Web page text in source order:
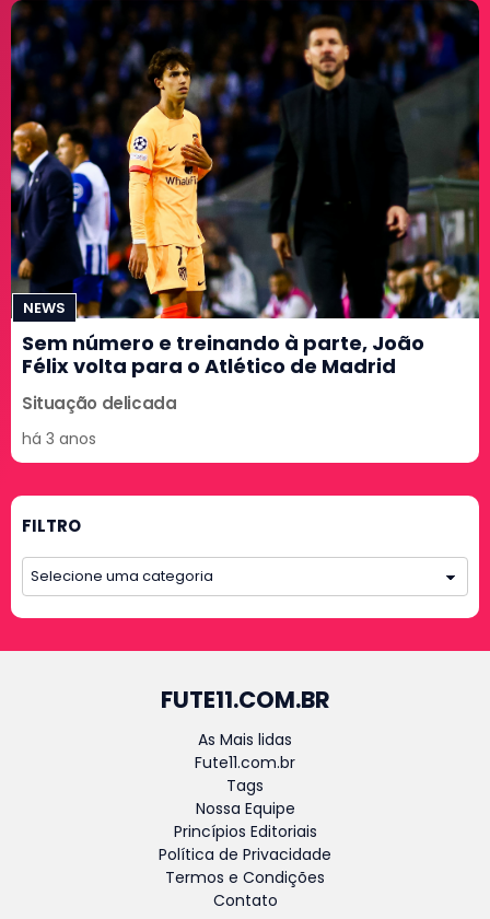
NEWS
Sem número e treinando à parte, João
Félix volta para o Atlético de Madrid
Situação delicada
há 3 anos
FILTRO
FUTE11.COM.BR
As Mais lidas
Fute11.com.br
Tags
Nossa Equipe
Princípios Editoriais
Política de Privacidade
Termos e Condições
Contato